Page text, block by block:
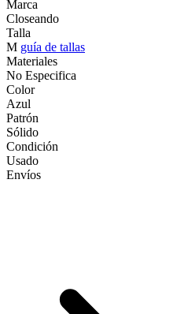
Marca
Closeando
Talla
M guía de tallas
Materiales
No Especifica
Color
Azul
Patrón
Sólido
Condición
Usado
Envíos